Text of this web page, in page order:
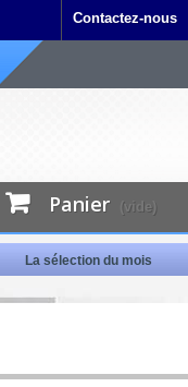
Contactez-nous
Panier (vide)
La sélection du mois